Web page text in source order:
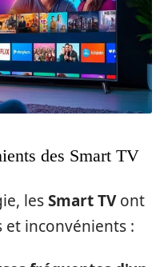
des Smart TV
lesSmart TVont
inconvénients :